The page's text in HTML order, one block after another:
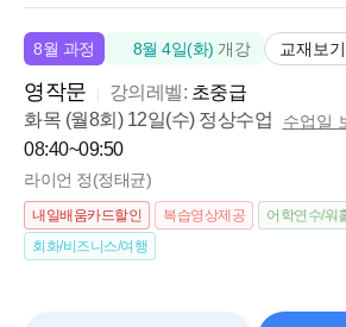
8월 과정 8월 4일(화) 개강 교재보기
영작문 강의레벨: 초중급
화목 (월8회) 12일(수) 정상수업
수업일
08:40~09:50
라이언 정(정태균)
내일배움카드할인 복습영상제공
어학연수/워
회화/비즈니스/여행